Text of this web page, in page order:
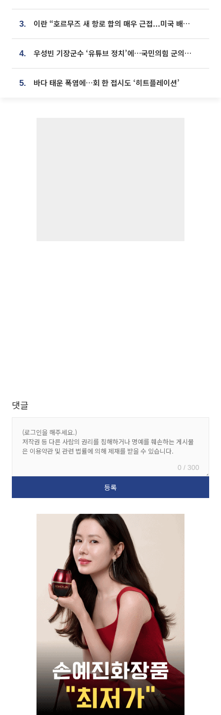
3. 이란 “호르무즈 새 항로 합의 매우 근접...미국 배상 먼저”
4. 우성빈 기장군수 ‘유튜브 정치’에…국민의힘 군의원들 집단 반발
5. 바다 태운 폭염에…회 한 접시도 ‘히트플레이션’
댓글
0 / 300